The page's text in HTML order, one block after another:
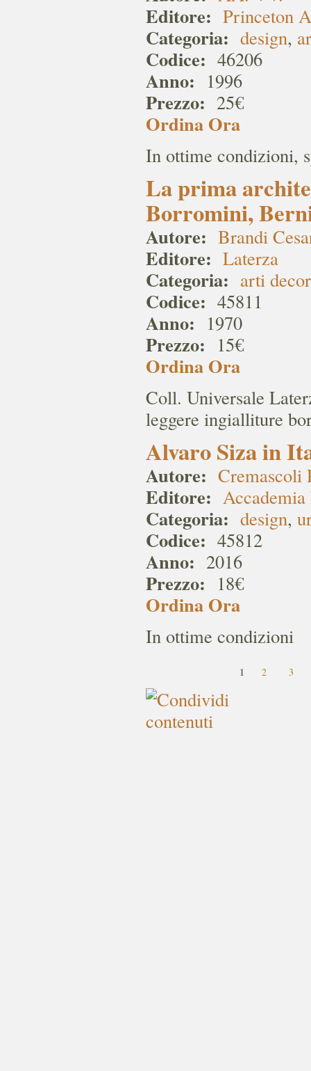
Editore: Princeton
Categoria: design,
Codice: 46206
Anno: 1996
Prezzo: 25€
Ordina Ora
In ottime condizioni,
La prima
Borromini,
Autore: Brandi
Editore: Laterza
Categoria: arti
Codice: 45811
Anno: 1970
Prezzo: 15€
Ordina Ora
Coll. Universale
leggere ingialliture
Alvaro Siza in
Autore: Cremascoli
Editore:
Categoria: design,
Codice: 45812
Anno: 2016
Prezzo: 18€
Ordina Ora
In ottime condizioni
1 2 3